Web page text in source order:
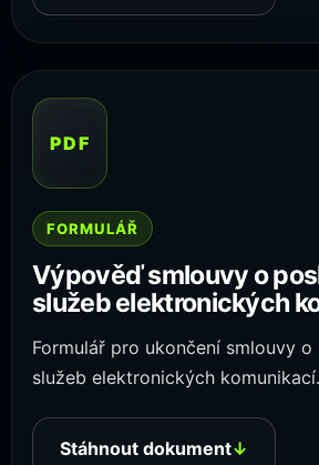
PDF
FORMULÁŘ
Výpověď smlouvy o
služeb elektronických
Formulář pro ukončení smlouvy
služeb elektronických komunikací.
Stáhnout dokument↓